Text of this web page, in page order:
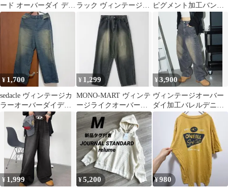
ード オーバーダイ デニ
ム カーゴ
ラック ヴィンテージ加
ピグメント加工バンド
カラー プルオーバーシ
ャツ
¥ 1,700
sedacle ヴィンテージカ
ラーオーバーダイデニ
ム ダークインディゴブ
¥ 1,299
MONO-MART ヴィンテ
ージライクオーバーダ
イデニム
¥3,900
ヴィンテージオーバー
ダイ加工バレルデニム
パンツ
¥ 1,999 ¥5,200 ¥980